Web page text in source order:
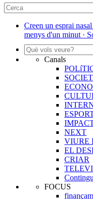
Creen un esprai
menys d'un minut ·
Canals
NEXT
VIURE
EL
CRIAR
FOCUS